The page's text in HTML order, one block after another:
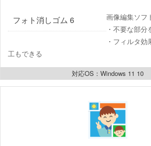
フォト消しゴム 6
画像編集ソフ
・不要な部
・フィルタ
工もできる
対応OS：Windows 11 10